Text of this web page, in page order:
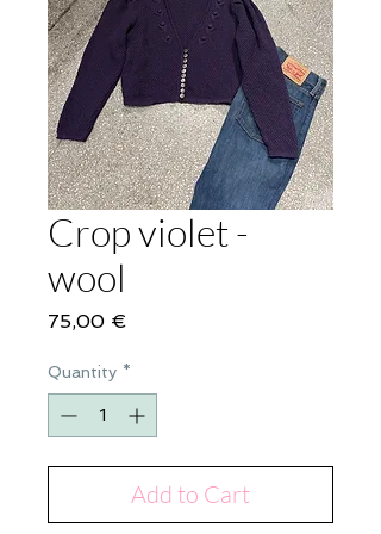
Crop violet -
wool
75,00 €
Quantity *
Add to Cart